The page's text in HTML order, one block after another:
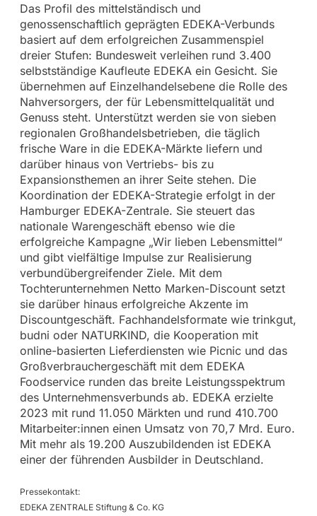
Das Profil des mittelständisch und
genossenschaftlich geprägten EDEKA-Verbunds
basiert auf dem erfolgreichen Zusammenspiel
dreier Stufen: Bundesweit verleihen rund 3.400
selbstständige Kaufleute EDEKA ein Gesicht. Sie
übernehmen auf Einzelhandelsebene die Rolle des
Nahversorgers, der für Lebensmittelqualität und
Genuss steht. Unterstützt werden sie von sieben
regionalen Großhandelsbetrieben, die täglich
frische Ware in die EDEKA-Märkte liefern und
darüber hinaus von Vertriebs- bis zu
Expansionsthemen an ihrer Seite stehen. Die
Koordination der EDEKA-Strategie erfolgt in der
Hamburger EDEKA-Zentrale. Sie steuert das
nationale Warengeschäft ebenso wie die
erfolgreiche Kampagne „Wir lieben Lebensmittel“
und gibt vielfältige Impulse zur Realisierung
verbundübergreifender Ziele. Mit dem
Tochterunternehmen Netto Marken-Discount setzt
sie darüber hinaus erfolgreiche Akzente im
Discountgeschäft. Fachhandelsformate wie trinkgut,
budni oder NATURKIND, die Kooperation mit
online-basierten Lieferdiensten wie Picnic und das
Großverbrauchergeschäft mit dem EDEKA
Foodservice runden das breite Leistungsspektrum
des Unternehmensverbunds ab. EDEKA erzielte
2023 mit rund 11.050 Märkten und rund 410.700
Mitarbeiter:innen einen Umsatz von 70,7 Mrd. Euro.
Mit mehr als 19.200 Auszubildenden ist EDEKA
einer der führenden Ausbilder in Deutschland.
Pressekontakt:
EDEKA ZENTRALE Stiftung & Co. KG